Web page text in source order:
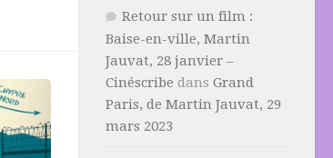
Retour sur un film :
Baise-en-ville, Martin
Jauvat, 28 janvier –
Cinéscribe dans Grand
Paris, de Martin Jauvat, 29
mars 2023